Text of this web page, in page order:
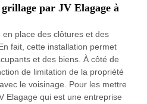
par JV Elagage à
place des clôtures et des
fait, cette installation permet
et des biens. À côté de
de limitation de la propriété
le voisinage. Pour les mettre
Elagage qui est une entreprise